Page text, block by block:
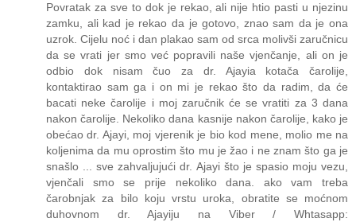
Povratak za sve to dok je rekao, ali nije htio pasti u njezinu
zamku, ali kad je rekao da je gotovo, znao sam da je ona
uzrok. Cijelu noć i dan plakao sam od srca molivši zaručnicu
da se vrati jer smo već popravili naše vjenčanje, ali on je
odbio dok nisam čuo za dr. Ajayia kotača čarolije,
kontaktirao sam ga i on mi je rekao što da radim, da će
bacati neke čarolije i moj zaručnik će se vratiti za 3 dana
nakon čarolije. Nekoliko dana kasnije nakon čarolije, kako je
obećao dr. Ajayi, moj vjerenik je bio kod mene, molio me na
koljenima da mu oprostim što mu je žao i ne znam što ga je
snašlo ... sve zahvaljujući dr. Ajayi što je spasio moju vezu,
vjenčali smo se prije nekoliko dana. ako vam treba
čarobnjak za bilo koju vrstu uroka, obratite se moćnom
duhovnom dr. Ajayiju na Viber / Whtasapp: